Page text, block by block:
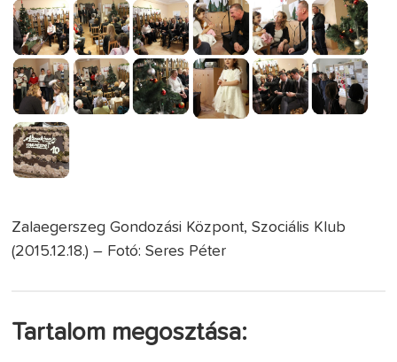
Zalaegerszeg Gondozási Központ, Szociális Klub
(2015.12.18.) – Fotó: Seres Péter
Tartalom megosztása: